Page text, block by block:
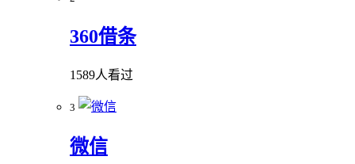
360借条
1589人看过
3
微信